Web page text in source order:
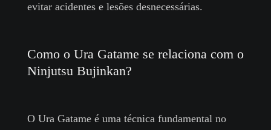
evitar acidentes e lesões desnecessárias.
Como o Ura Gatame se relaciona com o
Ninjutsu Bujinkan?
O Ura Gatame é uma técnica fundamental no